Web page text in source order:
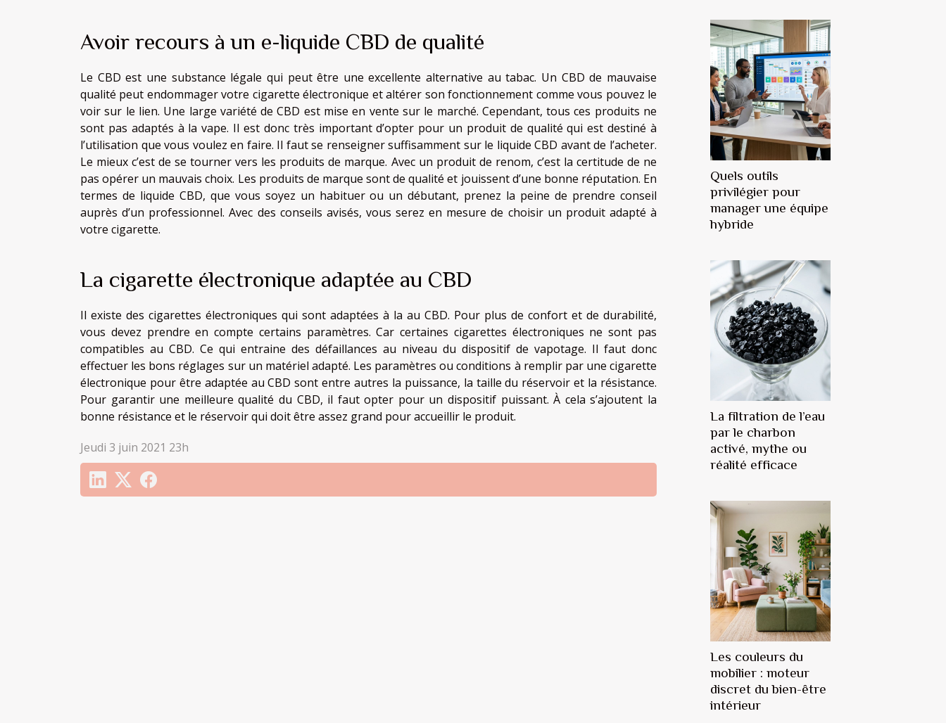
Avoir recours à un e-liquide CBD de qualité
Le CBD est une substance légale qui peut être une excellente alternative au tabac. Un CBD de mauvaise
qualité peut endommager votre cigarette électronique et altérer son fonctionnement comme vous pouvez le
voir sur le lien. Une large variété de CBD est mise en vente sur le marché. Cependant, tous ces produits ne
sont pas adaptés à la vape. Il est donc très important d’opter pour un produit de qualité qui est destiné à
l’utilisation que vous voulez en faire. Il faut se renseigner suffisamment sur le liquide CBD avant de l’acheter.
Le mieux c’est de se tourner vers les produits de marque. Avec un produit de renom, c’est la certitude de ne
pas opérer un mauvais choix. Les produits de marque sont de qualité et jouissent d’une bonne réputation. En
termes de liquide CBD, que vous soyez un habituer ou un débutant, prenez la peine de prendre conseil
auprès d’un professionnel. Avec des conseils avisés, vous serez en mesure de choisir un produit adapté à
votre cigarette.
La cigarette électronique adaptée au CBD
Il existe des cigarettes électroniques qui sont adaptées à la au CBD. Pour plus de confort et de durabilité,
vous devez prendre en compte certains paramètres. Car certaines cigarettes électroniques ne sont pas
compatibles au CBD. Ce qui entraine des défaillances au niveau du dispositif de vapotage. Il faut donc
effectuer les bons réglages sur un matériel adapté. Les paramètres ou conditions à remplir par une cigarette
électronique pour être adaptée au CBD sont entre autres la puissance, la taille du réservoir et la résistance.
Pour garantir une meilleure qualité du CBD, il faut opter pour un dispositif puissant. À cela s’ajoutent la
bonne résistance et le réservoir qui doit être assez grand pour accueillir le produit.
Jeudi 3 juin 2021 23h
Quels outils
privilégier pour
manager une équipe
hybride
La filtration de l’eau
par le charbon
activé, mythe ou
réalité efficace
Les couleurs du
mobilier : moteur
discret du bien-être
intérieur